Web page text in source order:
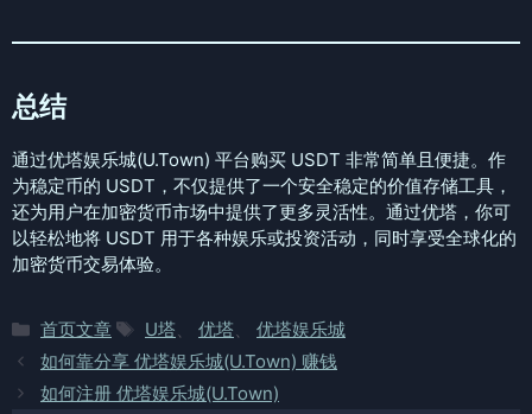
总结
通过优塔娱乐城(U.Town) 平台购买 USDT 非常简单且便捷。作
为稳定币的 USDT，不仅提供了一个安全稳定的价值存储工具，
还为用户在加密货币市场中提供了更多灵活性。通过优塔，你可
以轻松地将 USDT 用于各种娱乐或投资活动，同时享受全球化的
加密货币交易体验。
分
类
首页文章
标
签
U塔、 优塔、 优塔娱乐城
如何靠分享 优塔娱乐城(U.Town) 赚钱
如何注册 优塔娱乐城(U.Town)